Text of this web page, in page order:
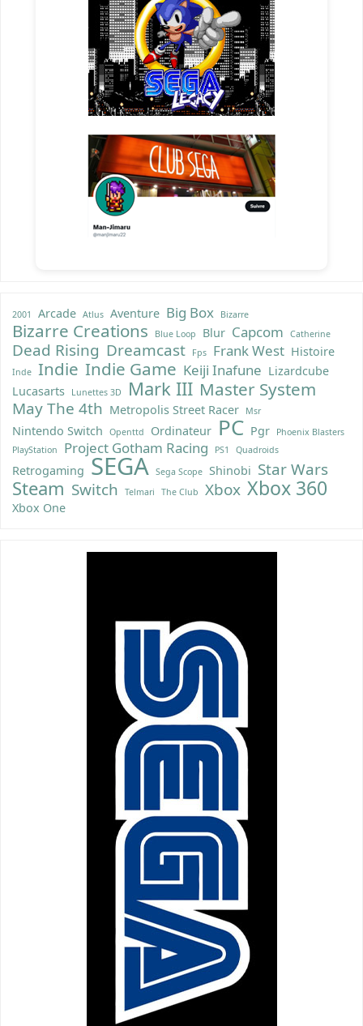
2001 Arcade Atlus Aventure Big Box Bizarre
Bizarre Creations Blue Loop Blur Capcom Catherine
Dead Rising Dreamcast Fps Frank West Histoire
Inde Indie Indie Game Keiji Inafune Lizardcube
Lucasarts
Lunettes 3D Mark III Master System
May The 4th Metropolis Street Racer Msr
Nintendo Switch Openttd Ordinateur PC Pgr
Phoenix Blasters
PlayStation
Project Gotham Racing PS1 Quadroids
Retrogaming SEGA Sega Scope Shinobi Star Wars
Steam Switch Telmari The Club Xbox Xbox 360
Xbox One